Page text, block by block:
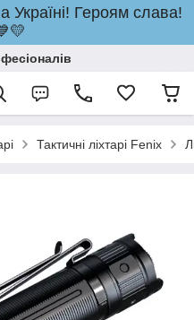
Героям слава!
Тактичні ліхтарі Fenix